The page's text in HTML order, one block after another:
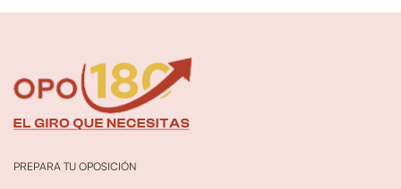
PREPARA TU OPOSICIÓN